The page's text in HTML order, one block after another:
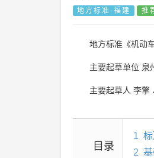
地方标准-福建 推
地方标准《机动
主要起草单位 泉
主要起草人 李擎
目录
1
2